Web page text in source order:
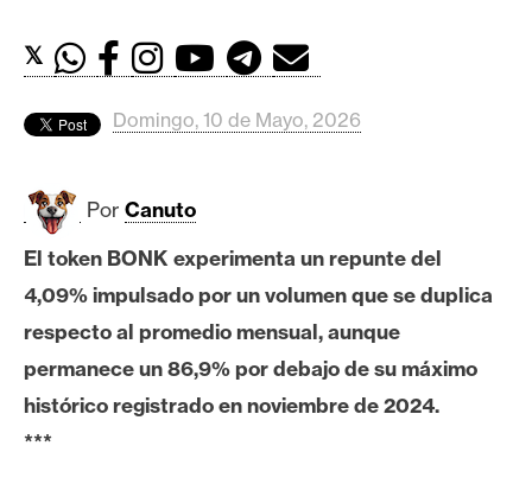
d
s
B
t
c
o
i
𝕏
Domingo, 10 de Mayo, 2026
Por Canuto
El token BONK experimenta un repunte del
4,09% impulsado por un volumen que se duplica
respecto al promedio mensual, aunque
permanece un 86,9% por debajo de su máximo
histórico registrado en noviembre de 2024.
***